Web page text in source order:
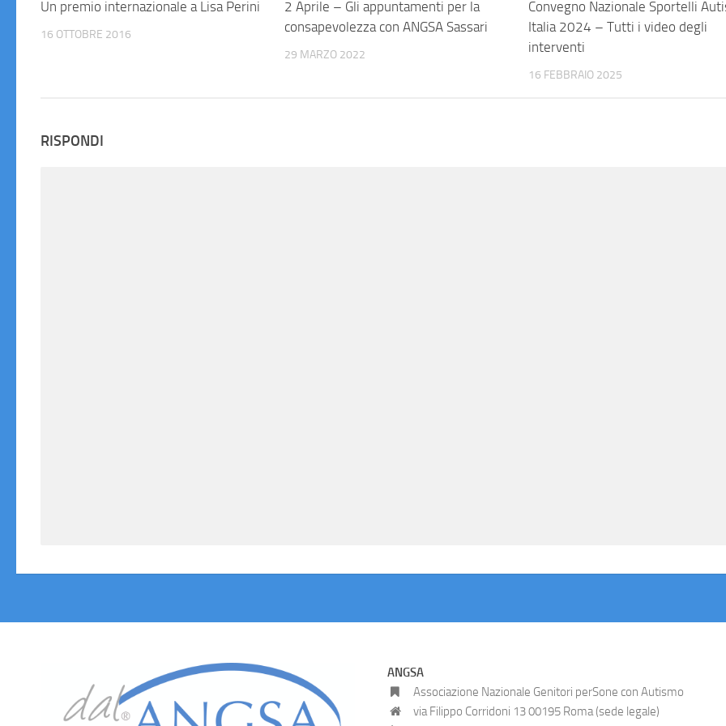
Un premio internazionale a Lisa Perini
16 OTTOBRE 2016
2 Aprile – Gli appuntamenti per la
consapevolezza con ANGSA Sassari
29 MARZO 2022
Convegno Nazionale Sportelli
Italia 2024 – Tutti i video degli
interventi
16 FEBBRAIO 2025
RISPONDI
ANGSA
Associazione Nazionale Genitori perSone con Autismo
via Filippo Corridoni 13 00195 Roma (sede legale)